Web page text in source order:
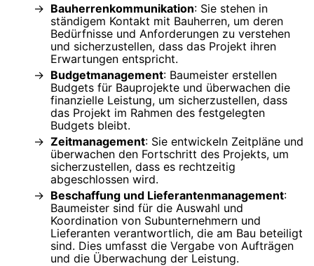
Bauherrenkommunikation: Sie stehen in
ständigem Kontakt mit Bauherren, um deren
Bedürfnisse und Anforderungen zu verstehen
und sicherzustellen, dass das Projekt ihren
Erwartungen entspricht.
Budgetmanagement: Baumeister erstellen
Budgets für Bauprojekte und überwachen die
finanzielle Leistung, um sicherzustellen, dass
das Projekt im Rahmen des festgelegten
Budgets bleibt.
Zeitmanagement: Sie entwickeln Zeitpläne und
überwachen den Fortschritt des Projekts, um
sicherzustellen, dass es rechtzeitig
abgeschlossen wird.
Beschaffung und Lieferantenmanagement:
Baumeister sind für die Auswahl und
Koordination von Subunternehmern und
Lieferanten verantwortlich, die am Bau beteiligt
sind. Dies umfasst die Vergabe von Aufträgen
und die Überwachung der Leistung.